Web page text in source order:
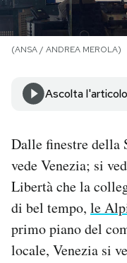
I MIEI PREFERITI
SHOP
CALENDARIO
AREA PERSONALE
Newsletter
Notifiche mobile
Regala il Post
Hai bisogno di
(ANSA / ANDREA MEROLA)
Ascolta l'articolo
Dalle finestre della
vede Venezia; si
Libertà che la
di bel tempo, le
primo piano del
locale, Venezia si